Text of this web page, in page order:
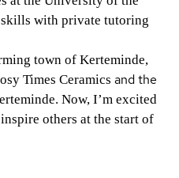
with private tutoring
town of Kerteminde,
Times Ceramics and the
. Now, I’m excited
others at the start of